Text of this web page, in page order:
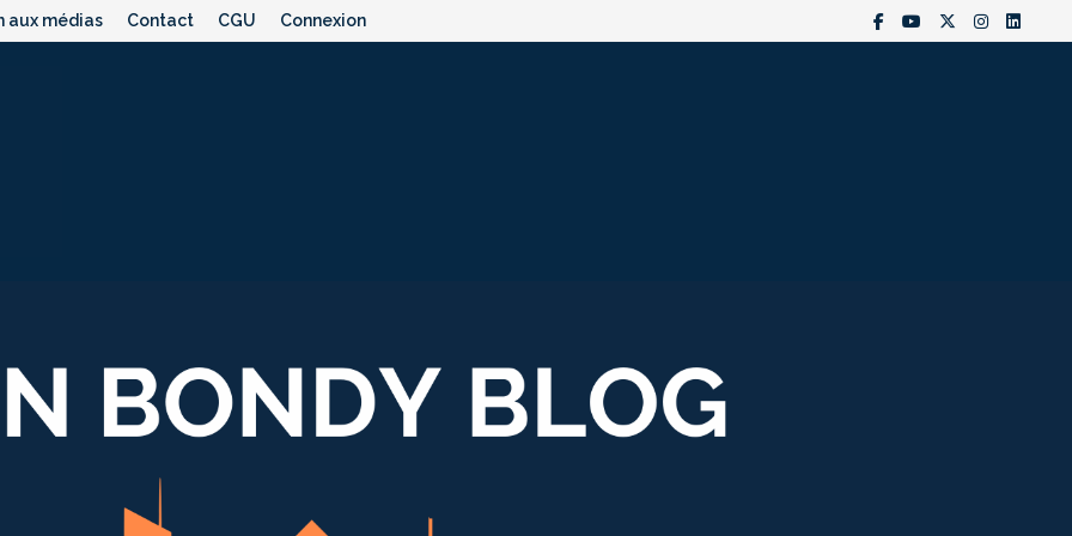
aux médias Contact CGU Connexion